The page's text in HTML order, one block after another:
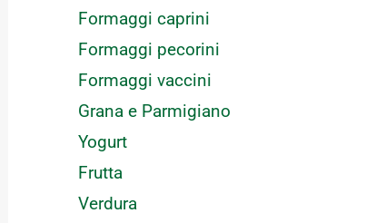
Formaggi caprini
Formaggi pecorini
Formaggi vaccini
Grana e Parmigiano
Yogurt
Frutta
Verdura